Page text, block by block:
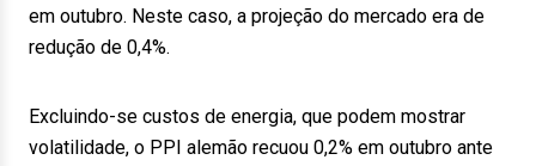
em outubro. Neste caso, a projeção do mercado era de
redução de 0,4%.
Excluindo-se custos de energia, que podem mostrar
volatilidade, o PPI alemão recuou 0,2% em outubro ante